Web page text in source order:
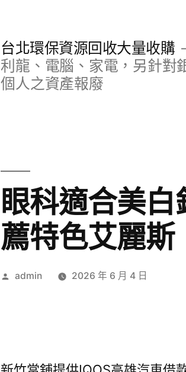
台北環保資源回收大量收購
利龍、電腦、家電，另針對
個人之資產報廢
眼科適合美
薦特色艾麗斯
作
admin 2026 年 6 月 4 日